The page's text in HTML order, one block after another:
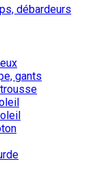
débardeurs
gants